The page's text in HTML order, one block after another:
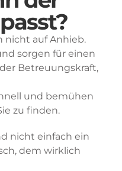
nicht auf Anhieb.
sorgen für einen
Betreuungskraft,
und bemühen
zu finden.
nicht einfach ein
dem wirklich